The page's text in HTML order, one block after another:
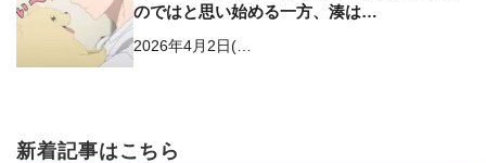
のではと思い始める一方、湊は…
2026年4月2日(…
新着記事はこちら